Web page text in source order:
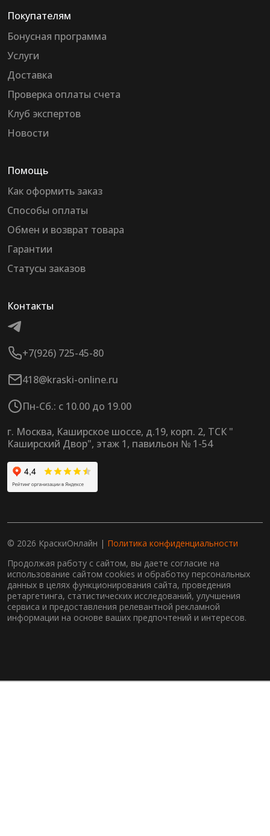
Покупателям
Бонусная программа
Услуги
Доставка
Проверка оплаты счета
Клуб экспертов
Новости
Помощь
Как оформить заказ
Способы оплаты
Обмен и возврат товара
Гарантии
Статусы заказов
Контакты
+7(926) 725-45-80
418@kraski-online.ru
Пн-Сб.: с 10.00 до 19.00
г. Москва, Каширское шоссе, д.19, корп. 2, ТСК "
Каширский Двор", этаж 1, павильон № 1-54
© 2026 КраскиОнлайн | Политика конфиденциальности
Продолжая работу с сайтом, вы даете согласие на
использование сайтом cookies и обработку персональных
данных в целях функционирования сайта, проведения
ретаргетинга, статистических исследований, улучшения
сервиса и предоставления релевантной рекламной
информации на основе ваших предпочтений и интересов.